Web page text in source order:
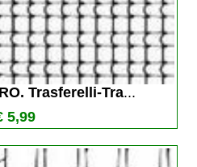
Trasferelli-Tra...
5,99